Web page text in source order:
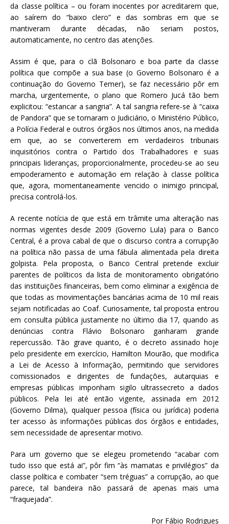
da classe política – ou foram inocentes por acreditarem que,
ao saírem do “baixo clero” e das sombras em que se
mantiveram durante décadas, não seriam postos,
automaticamente, no centro das atenções.
Assim é que, para o clã Bolsonaro e boa parte da classe
política que compõe a sua base (o Governo Bolsonaro é a
continuação do Governo Temer), se faz necessário pôr em
marcha, urgentemente, o plano que Romero Jucá tão bem
explicitou: “estancar a sangria”. A tal sangria refere-se à “caixa
de Pandora” que se tornaram o Judiciário, o Ministério Público,
a Polícia Federal e outros órgãos nos últimos anos, na medida
em que, ao se converterem em verdadeiros tribunais
inquisitórios contra o Partido dos Trabalhadores e suas
principais lideranças, proporcionalmente, procedeu-se ao seu
empoderamento e automação em relação à classe política
que, agora, momentaneamente vencido o inimigo principal,
precisa controlá-los.
A recente notícia de que está em trâmite uma alteração nas
normas vigentes desde 2009 (Governo Lula) para o Banco
Central, é a prova cabal de que o discurso contra a corrupção
na política não passa de uma fábula alimentada pela direita
golpista. Pela proposta, o Banco Central pretende excluir
parentes de políticos da lista de monitoramento obrigatório
das instituições financeiras, bem como eliminar a exigência de
que todas as movimentações bancárias acima de 10 mil reais
sejam notificadas ao Coaf. Curiosamente, tal proposta entrou
em consulta pública justamente no último dia 17, quando as
denúncias contra Flávio Bolsonaro ganharam grande
repercussão. Tão grave quanto, é o decreto assinado hoje
pelo presidente em exercício, Hamilton Mourão, que modifica
a Lei de Acesso à Informação, permitindo que servidores
comissionados e dirigentes de fundações, autarquias e
empresas públicas imponham sigilo ultrassecreto a dados
públicos. Pela lei até então vigente, assinada em 2012
(Governo Dilma), qualquer pessoa (física ou jurídica) poderia
ter acesso às informações públicas dos órgãos e entidades,
sem necessidade de apresentar motivo.
Para um governo que se elegeu prometendo “acabar com
tudo isso que está ai”, pôr fim “às mamatas e privilégios” da
classe política e combater “sem tréguas” a corrupção, ao que
parece, tal bandeira não passará de apenas mais uma
“fraquejada”.
Por Fábio Rodrigues